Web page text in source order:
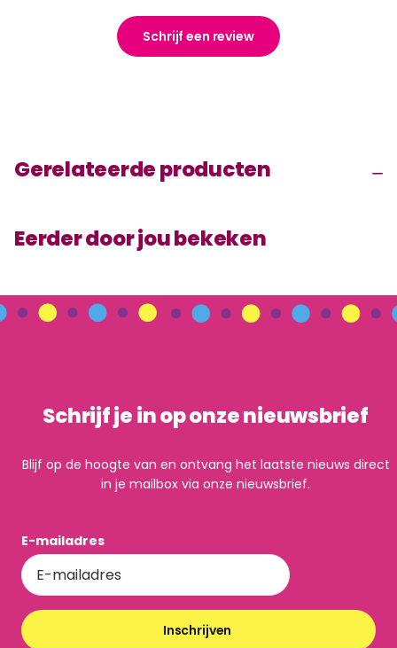
Schrijf een review
Gerelateerde producten
Eerder door jou bekeken
Schrijf je in op onze nieuwsbrief
Blijf op de hoogte van en ontvang het laatste nieuws direct
in je mailbox via onze nieuwsbrief.
E-mailadres
Inschrijven